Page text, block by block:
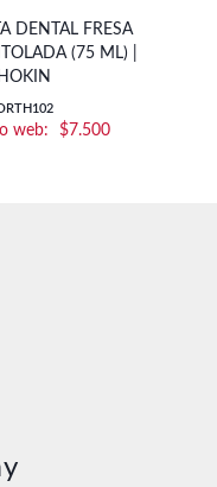
DENTAL FRESA
(75 ML) |
$7.500